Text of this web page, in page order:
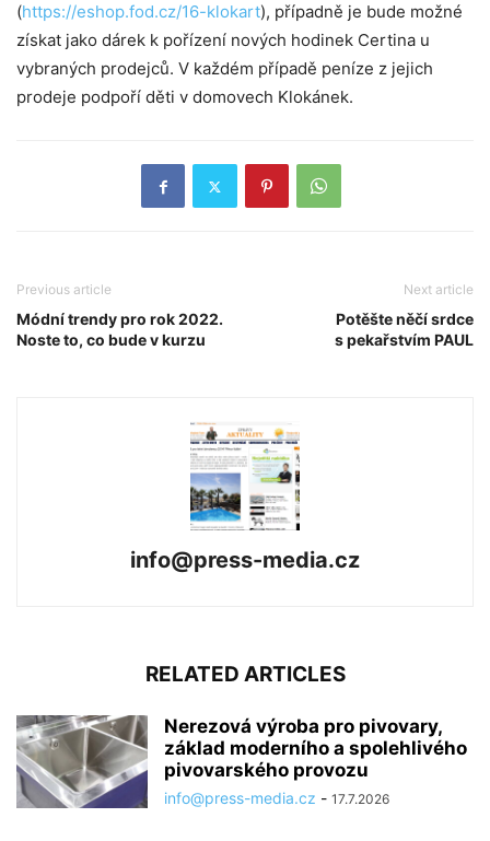
(https://eshop.fod.cz/16-klokart), případně je bude možné
získat jako dárek k pořízení nových hodinek Certina u
vybraných prodejců. V každém případě peníze z jejich
prodeje podpoří děti v domovech Klokánek.
Previous article
Módní trendy pro rok 2022.
Noste to, co bude v kurzu
Next article
Potěšte něčí srdce
s pekařstvím PAUL
info@press-media.cz
RELATED ARTICLES
Nerezová výroba pro pivovary,
základ moderního a spolehlivého
pivovarského provozu
info@press-media.cz - 17.7.2026